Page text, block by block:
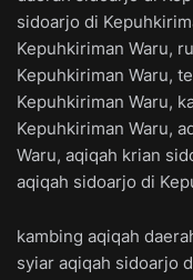
sidoarjo di
Kepuhkiriman Waru,
Kepuhkiriman Waru,
Kepuhkiriman Waru,
Kepuhkiriman Waru,
Waru, aqiqah krian
aqiqah sidoarjo di
kambing aqiqah
syiar aqiqah sidoarjo